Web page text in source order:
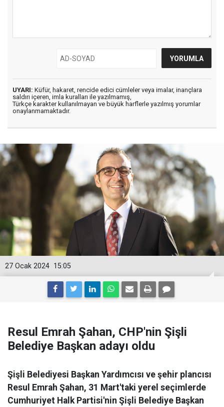
UYARI: Küfür, hakaret, rencide edici cümleler veya imalar, inançlara
saldırı içeren, imla kuralları ile yazılmamış,
Türkçe karakter kullanılmayan ve büyük harflerle yazılmış yorumlar
onaylanmamaktadır.
15:05
27 Ocak 2024
Resul Emrah Şahan, CHP'nin Şişli
Belediye Başkan adayı oldu
Şişli Belediyesi Başkan Yardımcısı ve şehir plancısı
Resul Emrah Şahan, 31 Mart'taki yerel seçimlerde
Cumhuriyet Halk Partisi'nin Şişli Belediye Başkan